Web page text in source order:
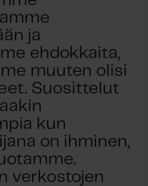
ja
ehdokkaita,
muuten olisi
Suosittelut
kun
on ihminen,
verkostojen